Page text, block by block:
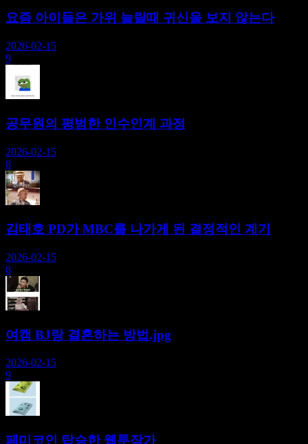
요즘 아이들은 가위 늘릴때 귀신을 보지 않는다
2026-02-15
9
공무원의 평범한 인수인계 과정
2026-02-15
8
김태호 PD가 MBC를 나가게 된 결정적인 계기
2026-02-15
8
여캠 BJ랑 결혼하는 방법.jpg
2026-02-15
9
페미코인 탑승한 웹툰작가